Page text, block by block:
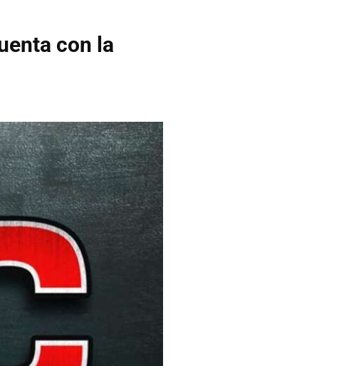
con la